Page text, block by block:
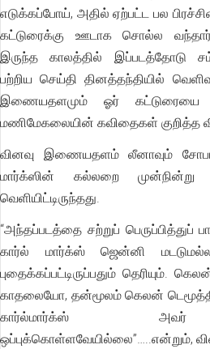
எடுக்கப்போய், அதில் ஏற்பட்ட பல
கட்டுரைக்கு ஊடாக சொல்ல
இருந்த காலத்தில் இப்படத்தோடு
பற்றிய செய்தி தினத்தந்தியில்
இணையதளமும் ஓர் கட்டுரையை
மணிமேகலையின் கவிதைகள் குறித்த
வினவு இணையதளம் லீனாவும்
மார்க்ஸின் கல்லறை முன்நின்று
வெளியிட்டிருந்தது.
“அந்தப்படத்தை சற்றுப்
கார்ல் மார்க்ஸ் ஜென்னி
புதைக்கப்பட்டிருப்பதும் தெரியும்.
காதலையோ, தன்மூலம் கெலன்
கார்ல்மார்க்ஸ் அவர்
ஒப்புக்கொள்ளவேயில்லை”…..என்றும்,